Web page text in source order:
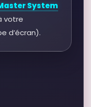
System
votre
d’écran).